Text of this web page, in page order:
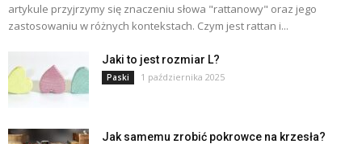
artykule przyjrzymy się znaczeniu słowa "rattanowy" oraz jego
zastosowaniu w różnych kontekstach. Czym jest rattan i...
Jaki to jest rozmiar L?
Paski 1 października 2025
Jak samemu zrobić pokrowce na krzesła?